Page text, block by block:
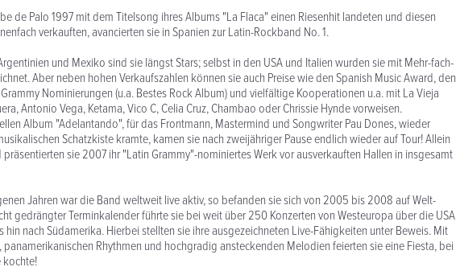
de Palo 1997 mit dem Titelsong ihres Albums "La Flaca" einen Riesenhit landeten und diesen
verkauften, avancierten sie in Spanien zur Latin-Rockband No. 1.
und Mexiko sind sie längst Stars; selbst in den USA und Italien wurden sie mit Mehr-fach-
Aber neben hohen Verkaufszahlen können sie auch Preise wie den Spanish Music Award, den
Nominierungen (u.a. Bestes Rock Album) und vielfältige Kooperationen u.a. mit La Vieja
Antonio Vega, Ketama, Vico C, Celia Cruz, Chambao oder Chrissie Hynde vorweisen.
Album "Adelantando", für das Frontmann, Mastermind und Songwriter Pau Dones, wieder
Schatzkiste kramte, kamen sie nach zweijähriger Pause endlich wieder auf Tour! Allein
präsentierten sie 2007 ihr "Latin Grammy"-nominiertes Werk vor ausverkauften Hallen in insgesamt
Jahren war die Band weltweit live aktiv, so befanden sie sich von 2005 bis 2008 auf Welt-
gedrängter Terminkalender führte sie bei weit über 250 Konzerten von Westeuropa über die USA
hin nach Südamerika. Hierbei stellten sie ihre ausgezeichneten Live-Fähigkeiten unter Beweis. Mit
panamerikanischen Rhythmen und hochgradig ansteckenden Melodien feierten sie eine Fiesta, bei
kochte!